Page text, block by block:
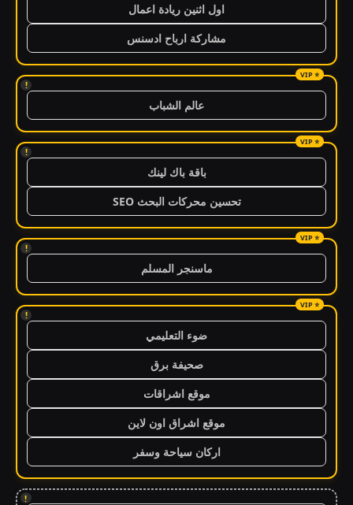
اول اثنين ريادة اعمال
مشاركة ارباح ادسنس
!
عالم الشباب
!
باقة باك لينك
تحسين محركات البحث SEO
!
ماسنجر المسلم
!
ضوء التعليمي
صحيفة برق
موقع اشراقات
موقع اشراق اون لاين
اركان سياحة وسفر
!